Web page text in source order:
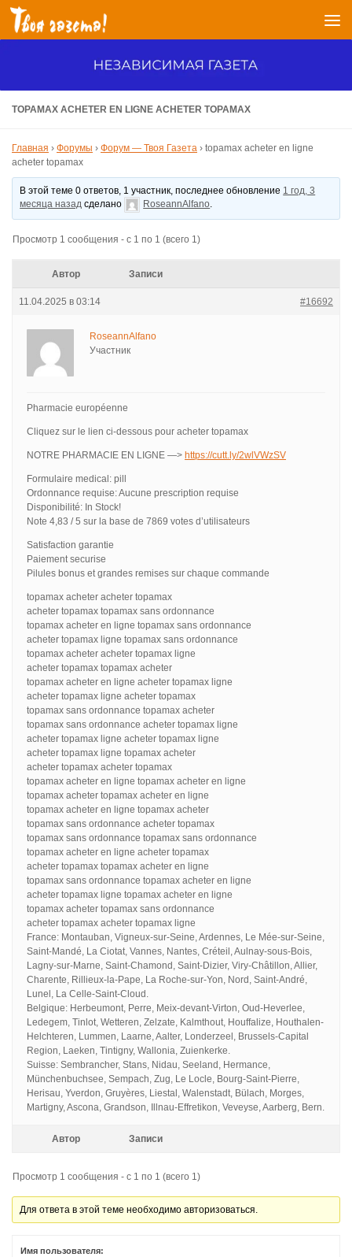
Перейти к содержимому
TOPAMAX ACHETER EN LIGNE ACHETER TOPAMAX
Главная › Форумы › Форум — Твоя Газета › topamax acheter en ligne
acheter topamax
В этой теме 0 ответов, 1 участник, последнее обновление 1 год, 3
месяца назад сделано RoseannAlfano.
Просмотр 1 сообщения - с 1 по 1 (всего 1)
Автор Записи
11.04.2025 в 03:14 #16692
RoseannAlfano
Участник
Pharmacie européenne
Cliquez sur le lien ci-dessous pour acheter topamax
NOTRE PHARMACIE EN LIGNE —> https://cutt.ly/2wlVWzSV
Formulaire medical: pill
Ordonnance requise: Aucune prescription requise
Disponibilité: In Stock!
Note 4,83 / 5 sur la base de 7869 votes d’utilisateurs
Satisfaction garantie
Paiement securise
Pilules bonus et grandes remises sur chaque commande
topamax acheter acheter topamax
acheter topamax topamax sans ordonnance
topamax acheter en ligne topamax sans ordonnance
acheter topamax ligne topamax sans ordonnance
topamax acheter acheter topamax ligne
acheter topamax topamax acheter
topamax acheter en ligne acheter topamax ligne
acheter topamax ligne acheter topamax
topamax sans ordonnance topamax acheter
topamax sans ordonnance acheter topamax ligne
acheter topamax ligne acheter topamax ligne
acheter topamax ligne topamax acheter
acheter topamax acheter topamax
topamax acheter en ligne topamax acheter en ligne
topamax acheter topamax acheter en ligne
topamax acheter en ligne topamax acheter
topamax sans ordonnance acheter topamax
topamax sans ordonnance topamax sans ordonnance
topamax acheter en ligne acheter topamax
acheter topamax topamax acheter en ligne
topamax sans ordonnance topamax acheter en ligne
acheter topamax ligne topamax acheter en ligne
topamax acheter topamax sans ordonnance
acheter topamax acheter topamax ligne
France: Montauban, Vigneux-sur-Seine, Ardennes, Le Mée-sur-Seine,
Saint-Mandé, La Ciotat, Vannes, Nantes, Créteil, Aulnay-sous-Bois,
Lagny-sur-Marne, Saint-Chamond, Saint-Dizier, Viry-Châtillon, Allier,
Charente, Rillieux-la-Pape, La Roche-sur-Yon, Nord, Saint-André,
Lunel, La Celle-Saint-Cloud.
Belgique: Herbeumont, Perre, Meix-devant-Virton, Oud-Heverlee,
Ledegem, Tinlot, Wetteren, Zelzate, Kalmthout, Houffalize, Houthalen-
Helchteren, Lummen, Laarne, Aalter, Londerzeel, Brussels-Capital
Region, Laeken, Tintigny, Wallonia, Zuienkerke.
Suisse: Sembrancher, Stans, Nidau, Seeland, Hermance,
Münchenbuchsee, Sempach, Zug, Le Locle, Bourg-Saint-Pierre,
Herisau, Yverdon, Gruyères, Liestal, Walenstadt, Bülach, Morges,
Martigny, Ascona, Grandson, Illnau-Effretikon, Veveyse, Aarberg, Bern.
Автор Записи
Просмотр 1 сообщения - с 1 по 1 (всего 1)
Для ответа в этой теме необходимо авторизоваться.
Имя пользователя: